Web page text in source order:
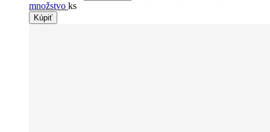
množstvo ks
Kúpiť